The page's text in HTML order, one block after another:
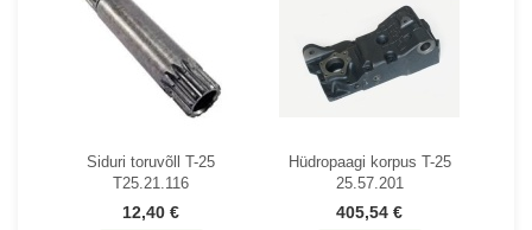
Siduri toruvõll T-25
T25.21.116
12,40 €
Hüdropaagi korpus T-25
25.57.201
405,54 €